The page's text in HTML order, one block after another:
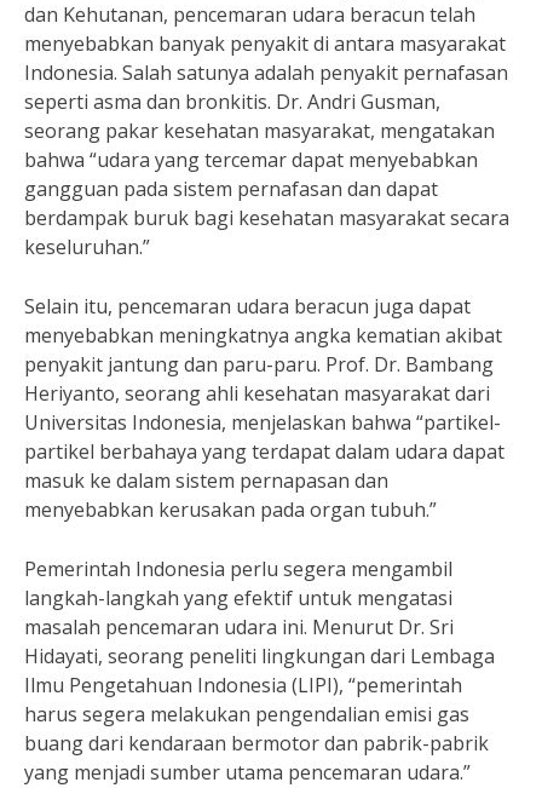
dan Kehutanan, pencemaran udara beracun telah
menyebabkan banyak penyakit di antara masyarakat
Indonesia. Salah satunya adalah penyakit pernafasan
seperti asma dan bronkitis. Dr. Andri Gusman,
seorang pakar kesehatan masyarakat, mengatakan
bahwa “udara yang tercemar dapat menyebabkan
gangguan pada sistem pernafasan dan dapat
berdampak buruk bagi kesehatan masyarakat secara
keseluruhan.”
Selain itu, pencemaran udara beracun juga dapat
menyebabkan meningkatnya angka kematian akibat
penyakit jantung dan paru-paru. Prof. Dr. Bambang
Heriyanto, seorang ahli kesehatan masyarakat dari
Universitas Indonesia, menjelaskan bahwa “partikel-
partikel berbahaya yang terdapat dalam udara dapat
masuk ke dalam sistem pernapasan dan
menyebabkan kerusakan pada organ tubuh.”
Pemerintah Indonesia perlu segera mengambil
langkah-langkah yang efektif untuk mengatasi
masalah pencemaran udara ini. Menurut Dr. Sri
Hidayati, seorang peneliti lingkungan dari Lembaga
Ilmu Pengetahuan Indonesia (LIPI), “pemerintah
harus segera melakukan pengendalian emisi gas
buang dari kendaraan bermotor dan pabrik-pabrik
yang menjadi sumber utama pencemaran udara.”